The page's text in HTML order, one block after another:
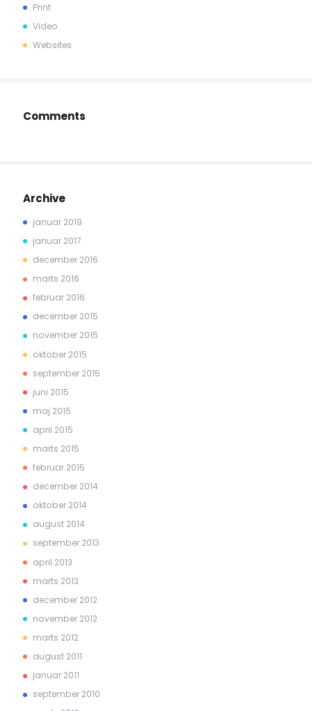
Print
Video
Websites
Comments
Archive
januar 2019
januar 2017
december 2016
marts 2016
februar 2016
december 2015
november 2015
oktober 2015
september 2015
juni 2015
maj 2015
april 2015
marts 2015
februar 2015
december 2014
oktober 2014
august 2014
september 2013
april 2013
marts 2013
december 2012
november 2012
marts 2012
august 2011
januar 2011
september 2010